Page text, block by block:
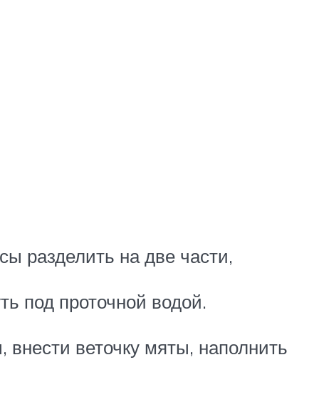
разделить на две части,
под проточной водой.
веточку мяты, наполнить